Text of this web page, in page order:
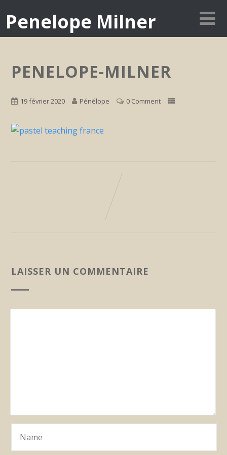
Penelope Milner
PENELOPE-MILNER
19 février 2020 Pénélope 0 Comment
LAISSER UN COMMENTAIRE